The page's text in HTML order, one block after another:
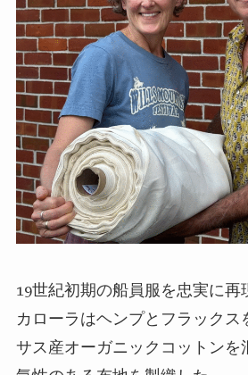
19世紀初期の船員服を忠実に再
カローラはヘンプとフラックス
サス産オーガニックコットンを